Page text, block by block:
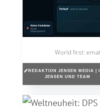
World first:
REDAKTION JENSEN MEDIA |
JENSEN UND TEAM